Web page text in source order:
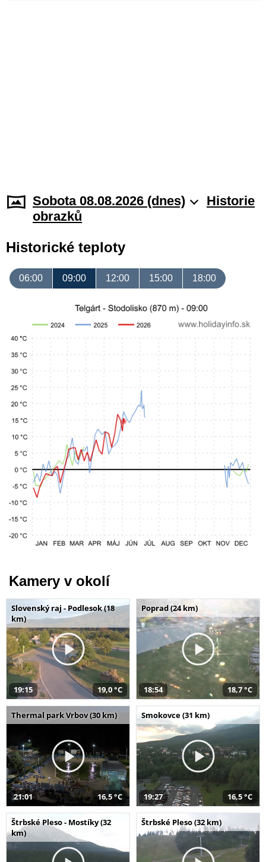
Sobota 08.08.2026 (dnes)
Historie
obrazků
Historické teploty
06:00 09:00 12:00 15:00 18:00
Kamery v okolí
Slovenský raj - Podlesok (18
km)
19:15 19,0 °C
Poprad (24 km)
18:54 18,7 °C
Thermal park Vrbov (30 km)
21:01 16,5 °C
Smokovce (31 km)
19:27 16,5 °C
Štrbské Pleso - Mostíky (32
km)
Štrbské Pleso (32 km)